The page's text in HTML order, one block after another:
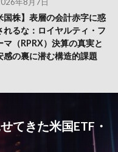
国株】表層の会計赤字に惑
れるな：ロイヤルティ・フ
マ（RPRX）決算の真実と
感の裏に潜む構造的課題
てきた米国ETF・